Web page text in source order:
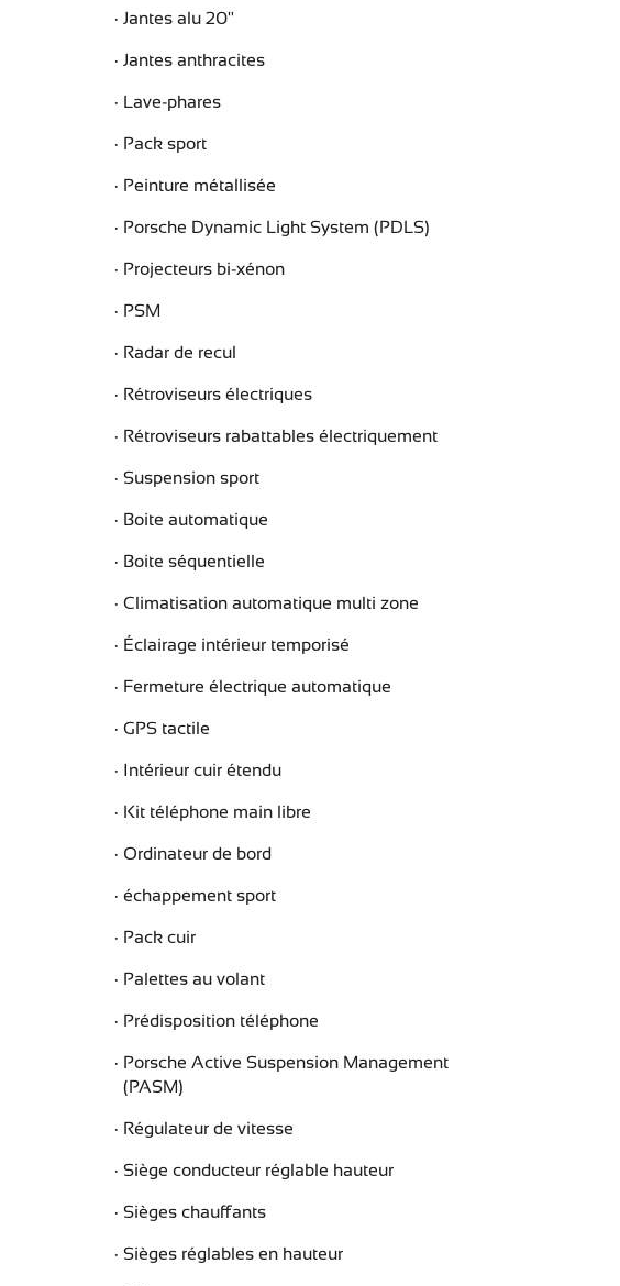
Jantes alu 20"
Jantes anthracites
Lave-phares
Pack sport
Peinture métallisée
Porsche Dynamic Light System (PDLS)
Projecteurs bi-xénon
PSM
Radar de recul
Rétroviseurs électriques
Rétroviseurs rabattables électriquement
Suspension sport
Boite automatique
Boite séquentielle
Climatisation automatique multi zone
Éclairage intérieur temporisé
Fermeture électrique automatique
GPS tactile
Intérieur cuir étendu
Kit téléphone main libre
Ordinateur de bord
échappement sport
Pack cuir
Palettes au volant
Prédisposition téléphone
Porsche Active Suspension Management
(PASM)
Régulateur de vitesse
Siège conducteur réglable hauteur
Sièges chauffants
Sièges réglables en hauteur